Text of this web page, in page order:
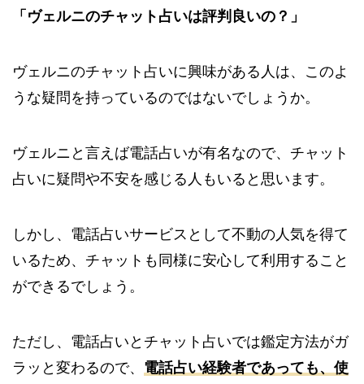
「ヴェルニのチャット占いは評判良いの？」
ヴェルニのチャット占いに興味がある人は、このよ
うな疑問を持っているのではないでしょうか。
ヴェルニと言えば電話占いが有名なので、チャット
占いに疑問や不安を感じる人もいると思います。
しかし、電話占いサービスとして不動の人気を得て
いるため、チャットも同様に安心して利用すること
ができるでしょう。
ただし、電話占いとチャット占いでは鑑定方法がガ
ラッと変わるので、 電話占い経験者であっても、使